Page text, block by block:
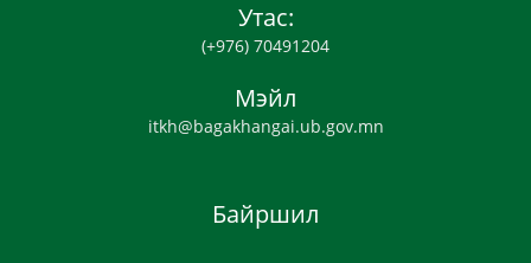
Утас:
(+976) 70491204
Мэйл
itkh@bagakhangai.ub.gov.mn
Байршил